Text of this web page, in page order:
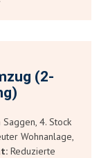
(2-
4. Stock
Wohnanlage,
Reduzierte